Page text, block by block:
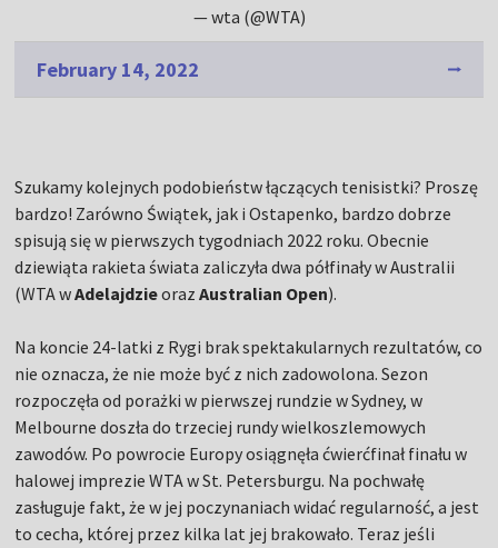
— wta (@WTA)
February 14, 2022
Szukamy kolejnych podobieństw łączących tenisistki? Proszę
bardzo! Zarówno Świątek, jak i Ostapenko, bardzo dobrze
spisują się w pierwszych tygodniach 2022 roku. Obecnie
dziewiąta rakieta świata zaliczyła dwa półfinały w Australii
(WTA wAdelajdzieorazAustralian Open).
Na koncie 24-latki z Rygi brak spektakularnych rezultatów, co
nie oznacza, że nie może być z nich zadowolona. Sezon
rozpoczęła od porażki w pierwszej rundzie w Sydney, w
Melbourne doszła do trzeciej rundy wielkoszlemowych
zawodów. Po powrocie Europy osiągnęła ćwierćfinał finału w
halowej imprezie WTA w St. Petersburgu. Na pochwałę
zasługuje fakt, że w jej poczynaniach widać regularność, a jest
to cecha, której przez kilka lat jej brakowało. Teraz jeśli